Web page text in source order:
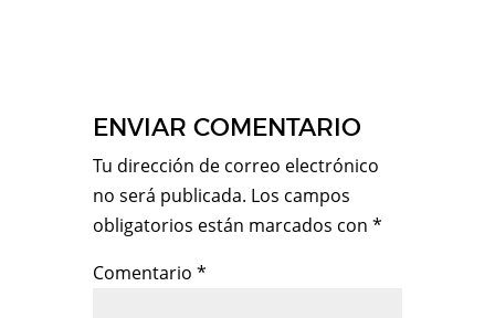
ENVIAR COMENTARIO
Tu dirección de correo electrónico
no será publicada. Los campos
obligatorios están marcados con *
Comentario *